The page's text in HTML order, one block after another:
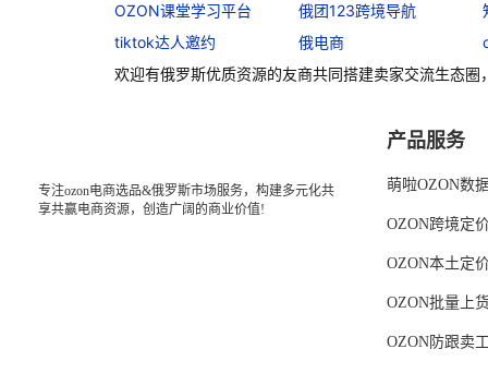
OZON课堂学习平台
俄团123跨境导航
tiktok达人邀约
俄电商
欢迎有俄罗斯优质资源的友商共同搭建卖家交流生态圈
专注ozon电商选品&俄罗斯市场服务，构建多元化共
享共赢电商资源，创造广阔的商业价值!
产品服务
萌啦OZON数
OZON跨境定
OZON本土定
OZON批量上
OZON防跟卖